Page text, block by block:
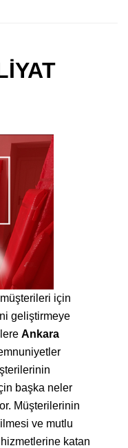
için
geliştirmeye
Ankara
başka neler
Müşterilerinin
ve mutlu
katan